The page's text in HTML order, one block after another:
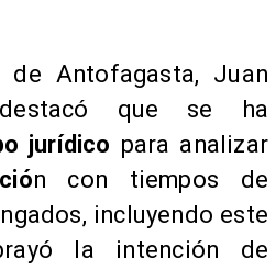
de Antofagasta, Juan
que se ha
jurídico para analizar
n con tiempos de
incluyendo este
la intención de